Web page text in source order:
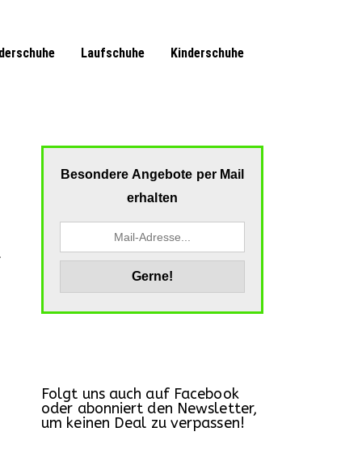
Laufschuhe Kinderschuhe
Besondere Angebote per Mail
erhalten
Folgt uns auch auf Facebook
oder abonniert den Newsletter,
um keinen Deal zu verpassen!